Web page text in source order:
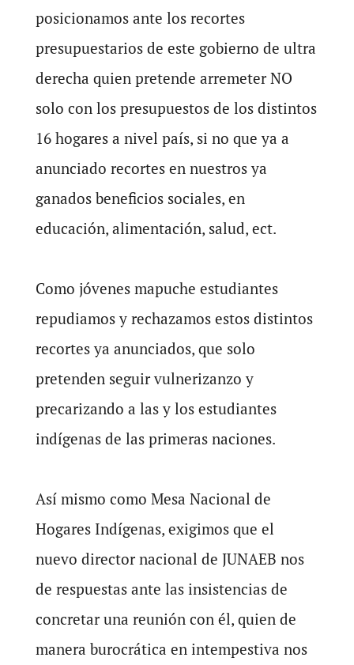
posicionamos ante los recortes
presupuestarios de este gobierno de ultra
derecha quien pretende arremeter NO
solo con los presupuestos de los distintos
16 hogares a nivel país, si no que ya a
anunciado recortes en nuestros ya
ganados beneficios sociales, en
educación, alimentación, salud, ect.
Como jóvenes mapuche estudiantes
repudiamos y rechazamos estos distintos
recortes ya anunciados, que solo
pretenden seguir vulnerizanzo y
precarizando a las y los estudiantes
indígenas de las primeras naciones.
Así mismo como Mesa Nacional de
Hogares Indígenas, exigimos que el
nuevo director nacional de JUNAEB nos
de respuestas ante las insistencias de
concretar una reunión con él, quien de
manera burocrática en intempestiva nos